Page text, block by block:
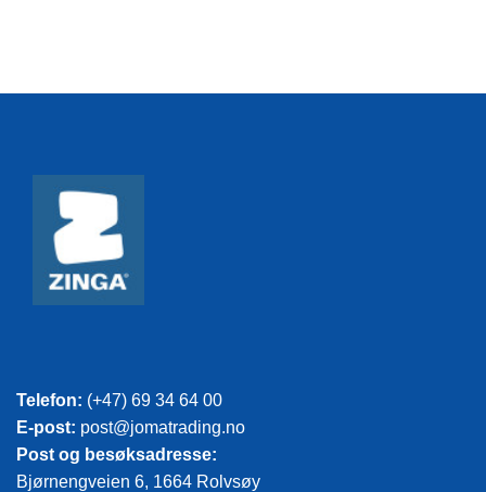
Telefon: (+47) 69 34 64 00
E-post: post@jomatrading.no
Post og besøksadresse:
Bjørnengveien 6, 1664 Rolvsøy